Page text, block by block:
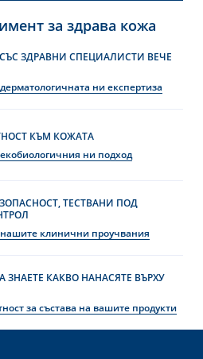
за здрава кожа
ЗДРАВНИ СПЕЦИАЛИСТИ ВЕЧЕ
ни експертиза
КЪМ КОЖАТА
ни подход
ТЕСТВАНИ ПОД
клинични проучвания
ЗНАЕТЕ КАКВО НАНАСЯТЕ ВЪРХУ
за състава на вашите продукти